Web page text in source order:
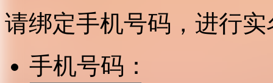
请绑定手机号码，进行
手机号码：